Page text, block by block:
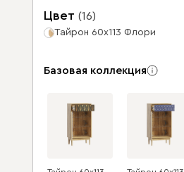
Цвет (16)
Тайрон 60x113 Флори ​
Базовая коллекция